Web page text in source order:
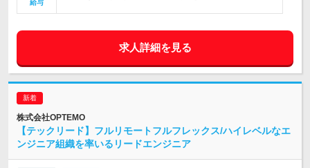
給与
求人詳細を見る
株式会社OPTEMO
【テックリード】フルリモートフルフレックス/ハイレベルなエ
ンジニア組織を率いるリードエンジニア